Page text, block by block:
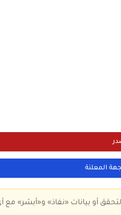
المعلنة
أو بيانات «نفاذ» و«أبشر» مع